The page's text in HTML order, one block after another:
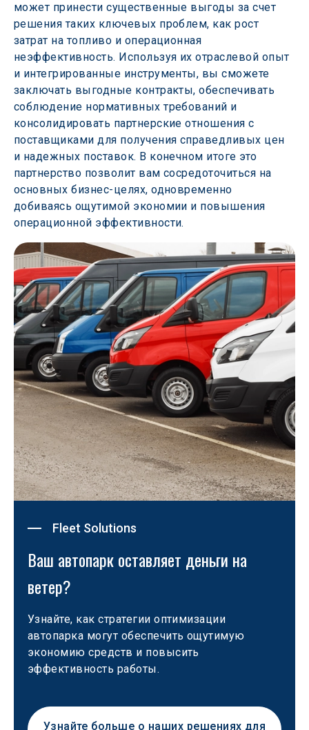
может принести существенные выгоды за счет
решения таких ключевых проблем, как рост
затрат на топливо и операционная
неэффективность. Используя их отраслевой опыт
и интегрированные инструменты, вы сможете
заключать выгодные контракты, обеспечивать
соблюдение нормативных требований и
консолидировать партнерские отношения с
поставщиками для получения справедливых цен
и надежных поставок. В конечном итоге это
партнерство позволит вам сосредоточиться на
основных бизнес-целях, одновременно
добиваясь ощутимой экономии и повышения
операционной эффективности.
Fleet Solutions
Ваш автопарк оставляет деньги на
ветер?
Узнайте, как стратегии оптимизации
автопарка могут обеспечить ощутимую
экономию средств и повысить
эффективность работы.
Узнайте больше о наших решениях для